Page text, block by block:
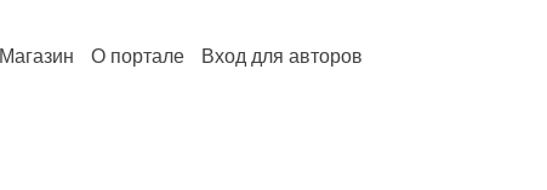
Магазин О портале Вход для авторов